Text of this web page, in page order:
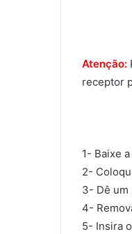
Atenção:
receptor
1- Baixe
2-
3- Dê um
4-
5- Insira